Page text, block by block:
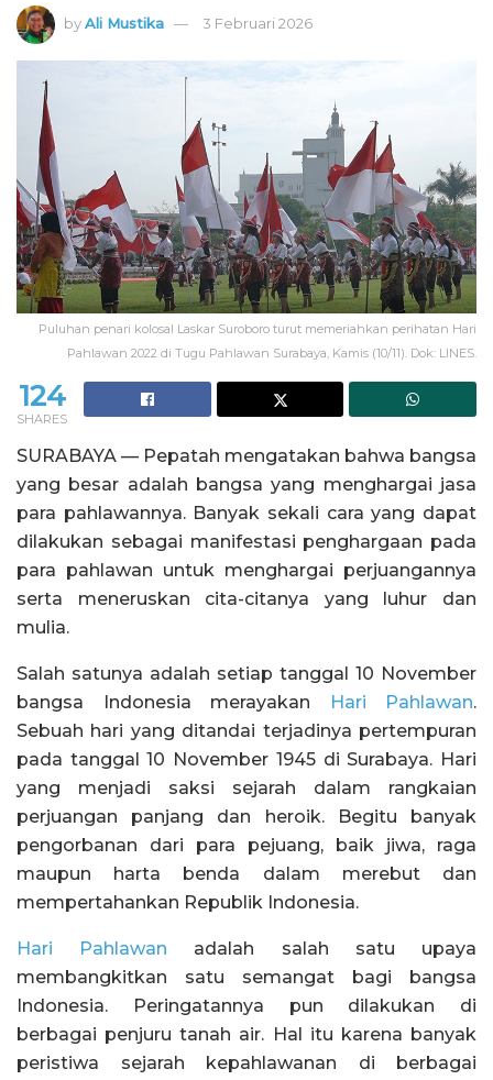
byAli Mustika 3 Februari 2026
Puluhan penari kolosal Laskar Suroboro turut memeriahkan perihatan Hari
Pahlawan 2022 di Tugu Pahlawan Surabaya, Kamis (10/11). Dok: LINES.
124
SHARES
SURABAYA — Pepatah mengatakan bahwa bangsa
yang besar adalah bangsa yang menghargai jasa
para pahlawannya. Banyak sekali cara yang dapat
dilakukan sebagai manifestasi penghargaan pada
para pahlawan untuk menghargai perjuangannya
serta meneruskan cita-citanya yang luhur dan
mulia.
Salah satunya adalah setiap tanggal 10 November
bangsa Indonesia merayakan
Hari Pahlawan.
Sebuah hari yang ditandai terjadinya pertempuran
pada tanggal 10 November 1945 di Surabaya. Hari
yang menjadi saksi sejarah dalam rangkaian
perjuangan panjang dan heroik. Begitu banyak
pengorbanan dari para pejuang, baik jiwa, raga
maupun harta benda dalam merebut dan
mempertahankan Republik Indonesia.
Hari Pahlawan adalah salah satu upaya
membangkitkan satu semangat bagi bangsa
Indonesia. Peringatannya pun dilakukan di
berbagai penjuru tanah air. Hal itu karena banyak
peristiwa sejarah kepahlawanan di berbagai